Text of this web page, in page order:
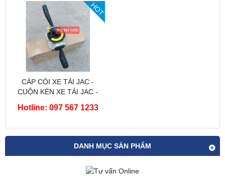
DANH MỤC SẢN PHẨM
HOT
CÁP CÒI XE TẢI JAC -
CUỘN KÈN XE TẢI JAC -
- CHÍNH HÃNG
Hotline: 097 567 1233